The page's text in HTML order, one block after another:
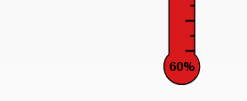
60%